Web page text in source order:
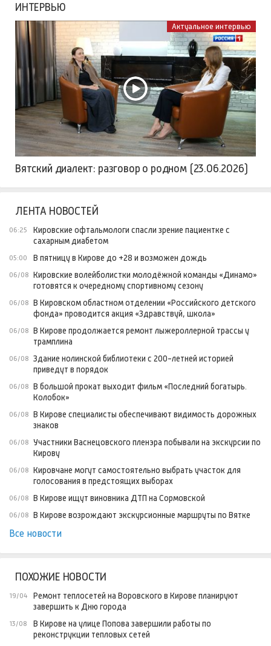
ИНТЕРВЬЮ
Актуальное интервью
Вятский диалект: разговор о родном (23.06.2026)
ЛЕНТА НОВОСТЕЙ
06:25
Кировские офтальмологи спасли зрение пациентке с
сахарным диабетом
05:00 В пятницу в Кирове до +28 и возможен дождь
06/08 Кировские волейболистки молодёжной команды «Динамо»
готовятся к очередному спортивному сезону
06/08 В Кировском областном отделении «Российского детского
фонда» проводится акция «Здравствуй, школа»
06/08 В Кирове продолжается ремонт лыжероллерной трассы у
трамплина
06/08 Здание нолинской библиотеки с 200-летней историей
приведут в порядок
06/08 В большой прокат выходит фильм «Последний богатырь.
Колобок»
06/08 В Кирове специалисты обеспечивают видимость дорожных
знаков
06/08 Участники Васнецовского пленэра побывали на экскурсии по
Кирову
06/08 Кировчане могут самостоятельно выбрать участок для
голосования в предстоящих выборах
06/08 В Кирове ищут виновника ДТП на Сормовской
06/08 В Кирове возрождают экскурсионные маршруты по Вятке
Все новости
ПОХОЖИЕ НОВОСТИ
19/04
Ремонт теплосетей на Воровского в Кирове планируют
завершить к Дню города
13/08
В Кирове на улице Попова завершили работы по
реконструкции тепловых сетей